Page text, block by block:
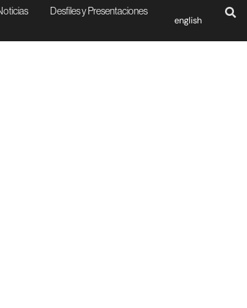
Desfiles y Presentaciones
english